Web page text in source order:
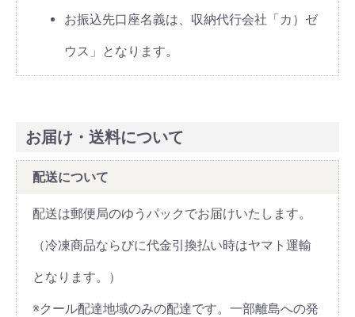
お振込先口座名義は、収納代行会社「カ）ゼ
ウス」となります。
お届け・送料について
配送について
配送は郵便局のゆうパックでお届けいたします。
（冷凍商品ならびに代金引換払い時はヤマト運輸
となります。）
※クール配達地域のみの配達です。一部離島への発